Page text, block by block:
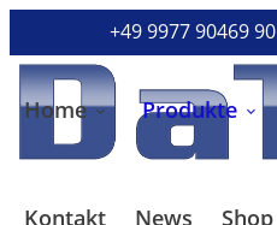
+49 9977 90469 90
Home Produkte
Kontakt News Shop